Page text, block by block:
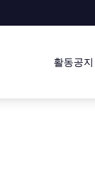
활동공지